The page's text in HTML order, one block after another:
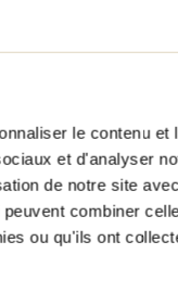
le contenu
et d'analyser
de notre site
combiner
ou qu'ils ont